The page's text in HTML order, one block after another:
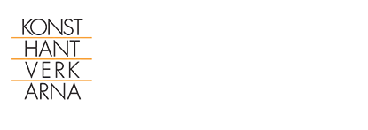
innehållet